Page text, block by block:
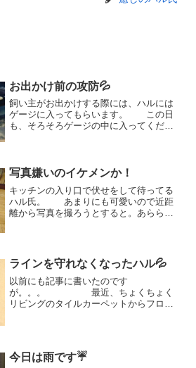
お出かけ前の攻防💦
飼い主がお出かけする際には、ハルには
ゲージに入ってもらいます。 この日
も、そろそろゲージの中に入ってくださ
か入ってくれません💦 ...
写真嫌いのイケメンか！
キッチンの入り口で伏せをして待ってる
ハル氏。 あまりにも可愛いので近距
離から写真を撮ろうとすると。あらら、
つこく撮ろうとねばり、や...
ラインを守れなくなったハル💦
以前にも記事に書いたのです
が。。。 最近、ちょくちょく
リビングのタイルカーペットからフロー
🙄 最近は、「別に平気」って気づい
た...
今日は雨です☔